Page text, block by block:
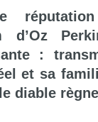
:
et sa
diable